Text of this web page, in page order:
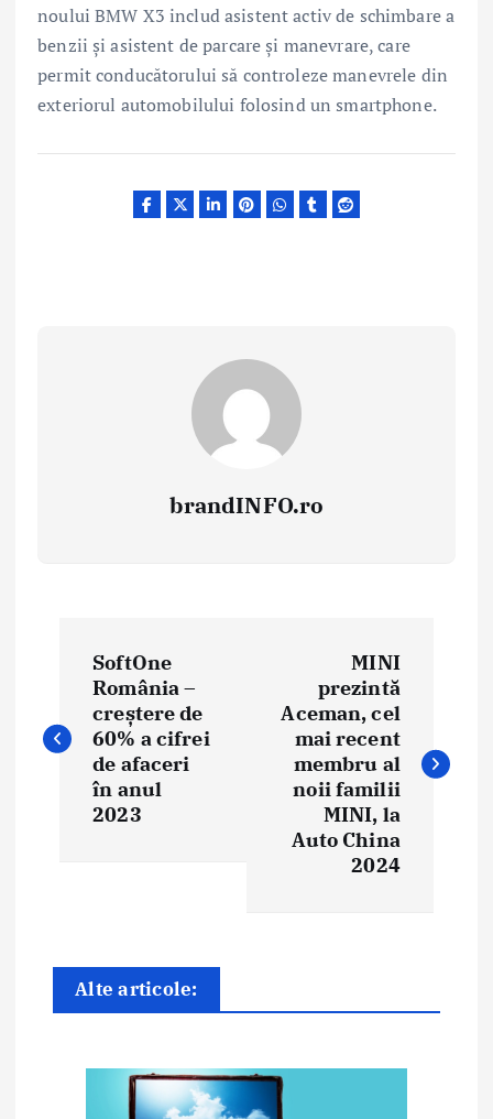
noului BMW X3 includ asistent activ de schimbare a
benzii şi asistent de parcare şi manevrare, care
permit conducătorului să controleze manevrele din
exteriorul automobilului folosind un smartphone.
brandINFO.ro
v
SoftOne
România –
creștere de
60% a cifrei
de afaceri
în anul
2023
MINI
prezintă
Aceman, cel
mai recent
membru al
noii familii
MINI, la
Auto China
2024
Alte articole: